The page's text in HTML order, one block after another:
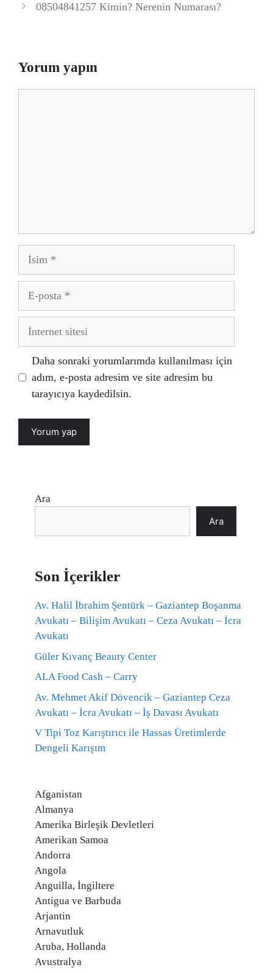
08504841257 Kimin? Nerenin Numarası?
Yorum yapın
İsim
posta
İnternet
Daha sonraki yorumlarımda kullanılması için
adım, e-posta adresim ve site adresim bu
tarayıcıya kaydedilsin.
Ara
Ara
Son İçerikler
Av. Halil İbrahim Şentürk – Gaziantep Boşanma
Avukatı – Bilişim Avukatı – Ceza Avukatı – İcra
Avukatı
Güler Kıvanç Beauty Center
ALA Food Cash – Carry
Av. Mehmet Akif Dövencik – Gaziantep Ceza
Avukatı – İcra Avukatı – İş Davası Avukatı
V Tipi Toz Karıştırıcı ile Hassas Üretimlerde
Dengeli Karışım
Afganistan
Almanya
Amerika Birleşik Devletleri
Amerikan Samoa
Andorra
Angola
Anguilla, İngiltere
Antigua ve Barbuda
Arjantin
Arnavutluk
Aruba, Hollanda
Avustralya